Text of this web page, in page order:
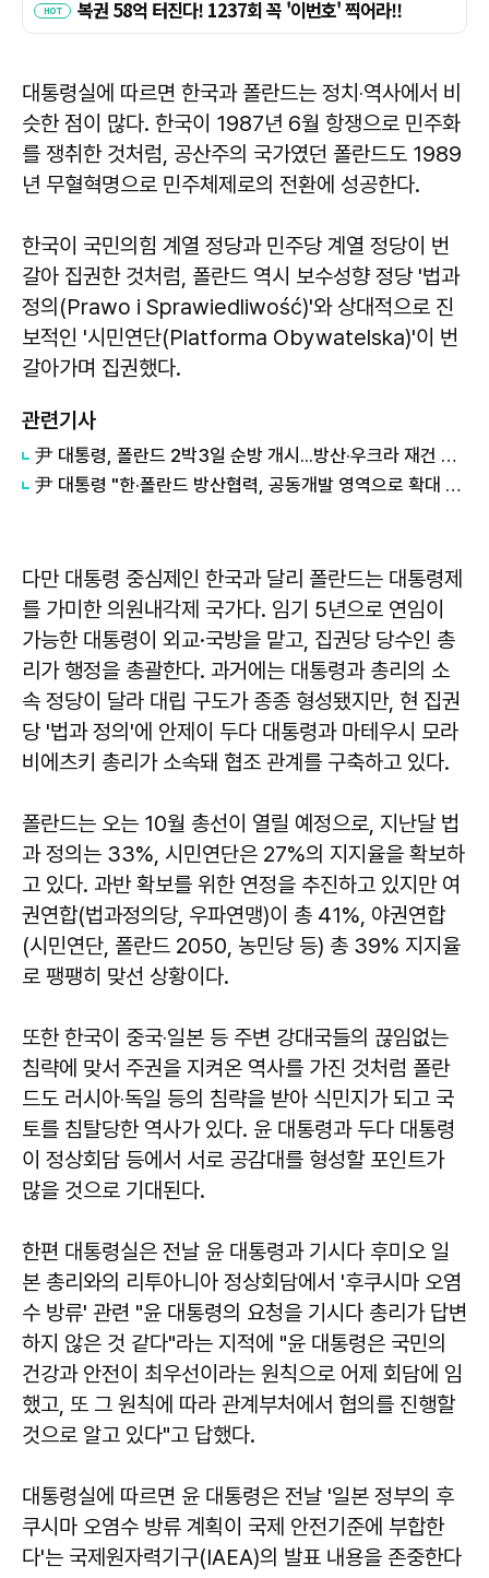
대통령실에 따르면 한국과 폴란드는 정치‧역사에서 비
슷한 점이 많다. 한국이 1987년 6월 항쟁으로 민주화
를 쟁취한 것처럼, 공산주의 국가였던 폴란드도 1989
년 무혈혁명으로 민주체제로의 전환에 성공한다.
한국이 국민의힘 계열 정당과 민주당 계열 정당이 번
갈아 집권한 것처럼, 폴란드 역시 보수성향 정당 '법과
정의(Prawo i Sprawiedliwość)'와 상대적으로 진
보적인 '시민연단(Platforma Obywatelska)'이 번
갈아가며 집권했다.
관련기사
尹 대통령, 폴란드 2박3일 순방 개시...방산·우크라 재건 등 논의
尹 대통령 "한·폴란드 방산협력, 공동개발 영역으로 확대 기대"
다만 대통령 중심제인 한국과 달리 폴란드는 대통령제
를 가미한 의원내각제 국가다. 임기 5년으로 연임이
가능한 대통령이 외교·국방을 맡고, 집권당 당수인 총
리가 행정을 총괄한다. 과거에는 대통령과 총리의 소
속 정당이 달라 대립 구도가 종종 형성됐지만, 현 집권
당 '법과 정의'에 안제이 두다 대통령과 마테우시 모라
비에츠키 총리가 소속돼 협조 관계를 구축하고 있다.
폴란드는 오는 10월 총선이 열릴 예정으로, 지난달 법
과 정의는 33%, 시민연단은 27%의 지지율을 확보하
고 있다. 과반 확보를 위한 연정을 추진하고 있지만 여
권연합(법과정의당, 우파연맹)이 총 41%, 야권연합
(시민연단, 폴란드 2050, 농민당 등) 총 39% 지지율
로 팽팽히 맞선 상황이다.
또한 한국이 중국‧일본 등 주변 강대국들의 끊임없는
침략에 맞서 주권을 지켜온 역사를 가진 것처럼 폴란
드도 러시아‧독일 등의 침략을 받아 식민지가 되고 국
토를 침탈당한 역사가 있다. 윤 대통령과 두다 대통령
이 정상회담 등에서 서로 공감대를 형성할 포인트가
많을 것으로 기대된다.
한편 대통령실은 전날 윤 대통령과 기시다 후미오 일
본 총리와의 리투아니아 정상회담에서 '후쿠시마 오염
수 방류' 관련 "윤 대통령의 요청을 기시다 총리가 답변
하지 않은 것 같다"라는 지적에 "윤 대통령은 국민의
건강과 안전이 최우선이라는 원칙으로 어제 회담에 임
했고, 또 그 원칙에 따라 관계부처에서 협의를 진행할
것으로 알고 있다"고 답했다.
대통령실에 따르면 윤 대통령은 전날 '일본 정부의 후
쿠시마 오염수 방류 계획이 국제 안전기준에 부합한
다'는 국제원자력기구(IAEA)의 발표 내용을 존중한다